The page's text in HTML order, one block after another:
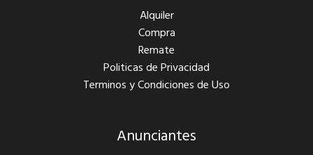
Alquiler
Compra
Remate
Politicas de Privacidad
Terminos y Condiciones de Uso
Anunciantes